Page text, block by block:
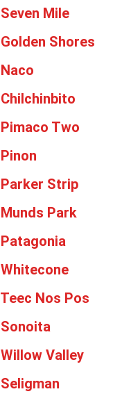
Seven Mile
Golden Shores
Naco
Chilchinbito
Pimaco Two
Pinon
Parker Strip
Munds Park
Patagonia
Whitecone
Teec Nos Pos
Sonoita
Willow Valley
Seligman